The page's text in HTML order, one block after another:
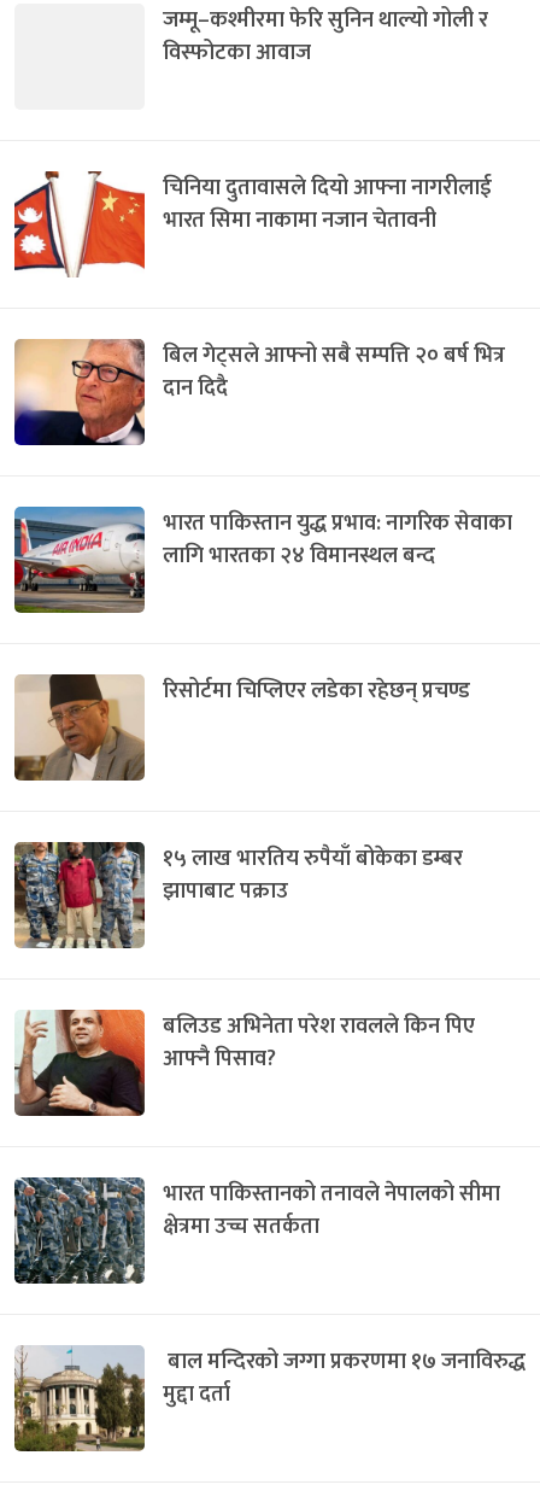
जम्मू–कश्मीरमा फेरि सुनिन थाल्यो गोली र
विस्फोटका आवाज
चिनिया दुतावासले दियो आफ्ना नागरीलाई
भारत सिमा नाकामा नजान चेतावनी
बिल गेट्सले आफ्नो सबै सम्पत्ति २० बर्ष भित्र
दान दिदै
भारत पाकिस्तान युद्ध प्रभाव: नागरिक सेवाका
लागि भारतका २४ विमानस्थल बन्द
रिसोर्टमा चिप्लिएर लडेका रहेछन् प्रचण्ड
१५ लाख भारतिय रुपैयाँ बोकेका डम्बर
झापाबाट पक्राउ
बलिउड अभिनेता परेश रावलले किन पिए
आफ्नै पिसाव?
भारत पाकिस्तानको तनावले नेपालको सीमा
क्षेत्रमा उच्च सतर्कता
बाल मन्दिरको जग्गा प्रकरणमा १७ जनाविरुद्ध
मुद्दा दर्ता